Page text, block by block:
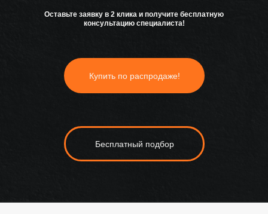
Оставьте заявку в 2 клика и получите бесплатную
консультацию специалиста!
Купить по распродаже!
Бесплатный подбор